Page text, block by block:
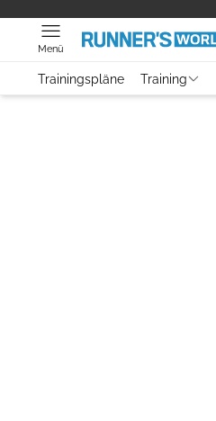
Menü
Trainingspläne Training